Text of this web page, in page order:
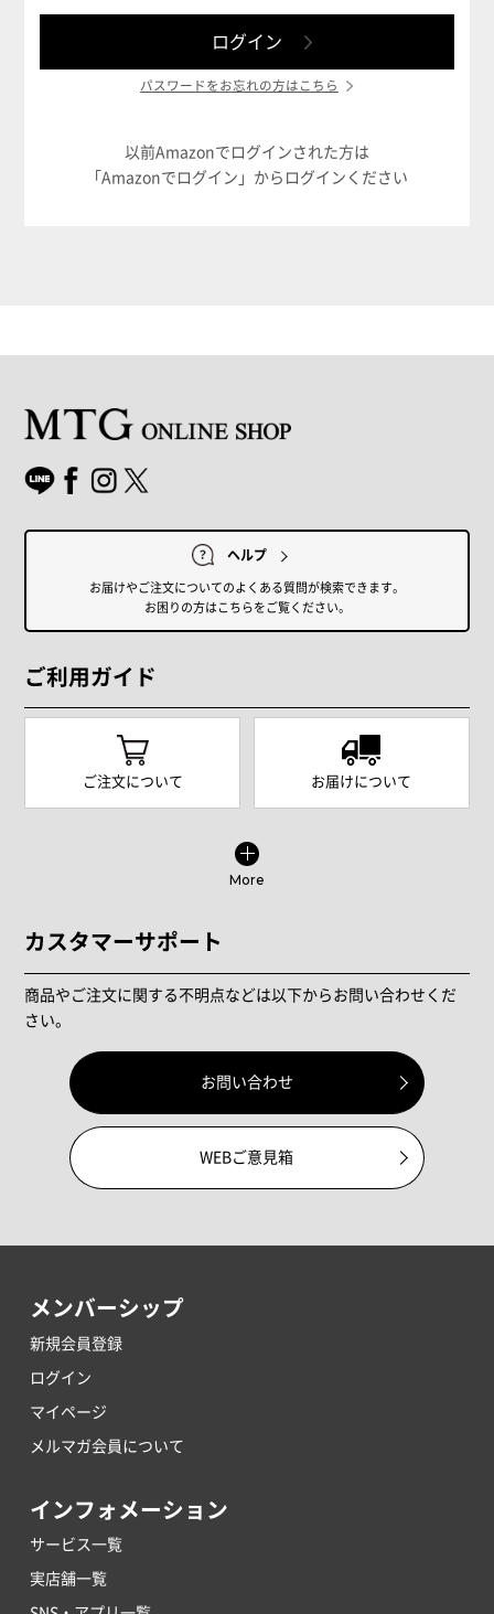
パスワードをお忘れの方はこちら
以前Amazonでログインされた方は
「Amazonでログイン」からログインください
ヘルプ
お届けやご注文についてのよくある質問が検索できます。
お困りの方はこちらをご覧ください。
ご利用ガイド
ご注文について お届けについて
More
カスタマーサポート
商品やご注文に関する不明点などは以下からお問い合わせくだ
さい。
お問い合わせ
WEBご意見箱
メンバーシップ
新規会員登録
ログイン
マイページ
メルマガ会員について
インフォメーション
サービス一覧
実店舗一覧